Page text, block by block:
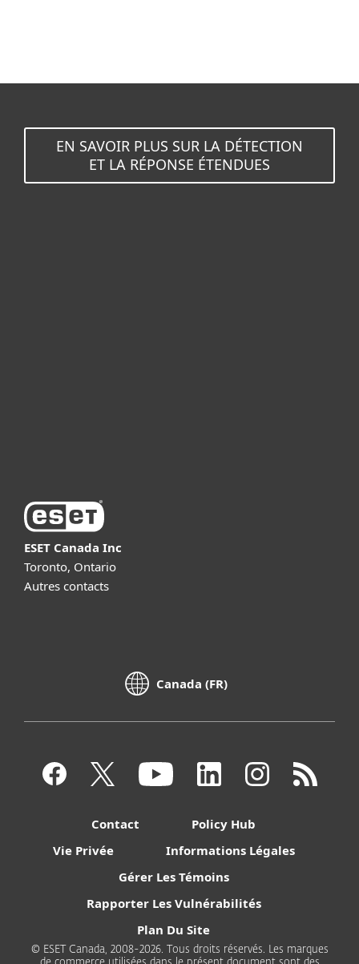
EN SAVOIR PLUS SUR LA DÉTECTION
ET LA RÉPONSE ÉTENDUES
ESET Canada Inc
Toronto, Ontario
Autres contacts
Canada (FR)
Contact
Policy Hub
Vie Privée
Informations Légales
Gérer Les Témoins
Rapporter Les Vulnérabilités
Plan Du Site
© ESET Canada, 2008-2026. Tous droits réservés. Les marques